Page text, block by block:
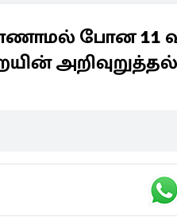
போன 11
அறிவுறுத்தல்